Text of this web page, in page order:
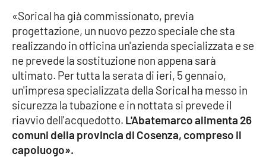
Cronaca
Cultura
Economia e Lavoro
Politica
Sanità
«Sorical ha già commissionato, previa
progettazione, un nuovo pezzo speciale che sta
realizzando in officina un'azienda specializzata e se
ne prevede la sostituzione non appena sarà
ultimato. Per tutta la serata di ieri, 5 gennaio,
un'impresa specializzata della Sorical ha messo in
sicurezza la tubazione e in nottata si prevede il
riavvio dell'acquedotto. L'Abatemarco alimenta 26
comuni della provincia di Cosenza, compreso il
capoluogo».